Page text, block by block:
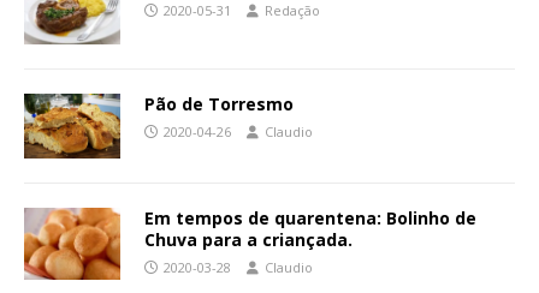
2020-05-31 Redação
Pão de Torresmo
2020-04-26 Claudio
Em tempos de quarentena: Bolinho de
Chuva para a criançada.
2020-03-28 Claudio